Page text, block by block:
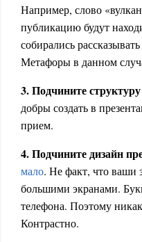
Например, слово
публикацию будут
собирались
Метафоры в данном
3. Подчините
добры создать в
прием.
4. Подчините дизайн
мало. Не факт, что ваши
большими экранами.
телефона. Поэтому
Контрастно.